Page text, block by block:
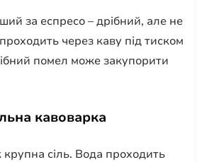
за еспресо – дрібний, але не
через каву під тиском
помел може закупорити
кавоварка
сіль. Вода проходить